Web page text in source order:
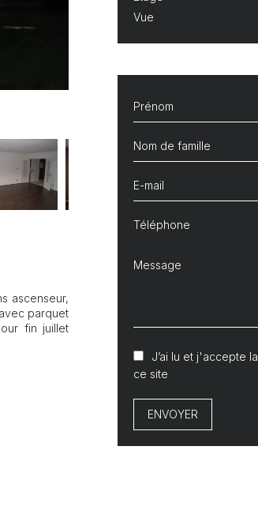
ascenseur,
parquet
fin juillet
Vue
J’ai lu et j'accepte la
ce site
ENVOYER